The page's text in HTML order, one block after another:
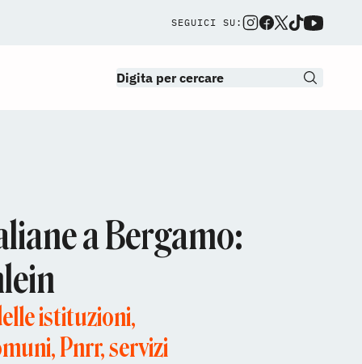
SEGUICI SU:
a Bergamo:
istituzioni,
Pnrr, servizi